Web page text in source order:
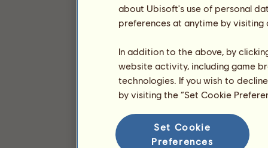
about Ubisoft's use of personal
preferences at anytime by
In addition to the above, by
website activity, including game
technologies. If you wish to
by visiting the “Set Cookie
Set Cookie
Preferences